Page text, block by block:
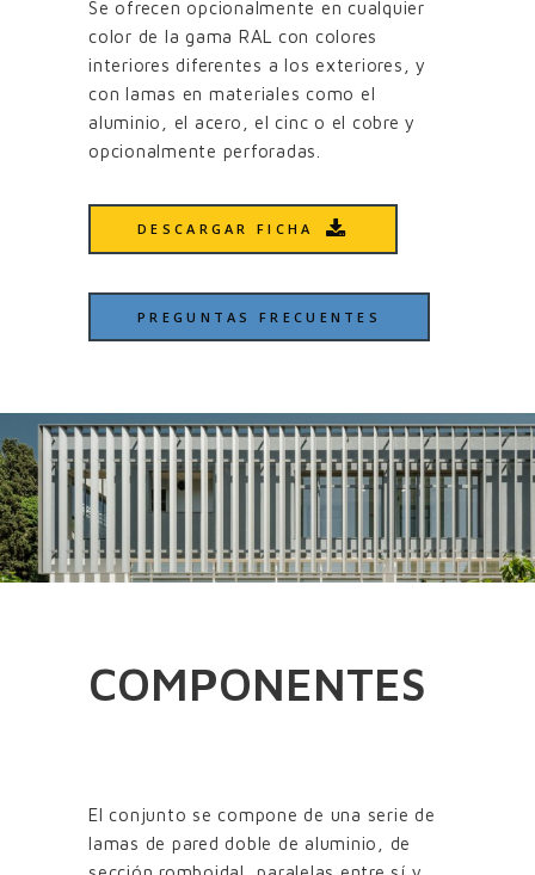
Se ofrecen opcionalmente en cualquier
color de la gama RAL con colores
interiores diferentes a los exteriores, y
con lamas en materiales como el
aluminio, el acero, el cinc o el cobre y
opcionalmente perforadas.
DESCARGAR FICHA
PREGUNTAS FRECUENTES
COMPONENTES
El conjunto se compone de una serie de
lamas de pared doble de aluminio, de